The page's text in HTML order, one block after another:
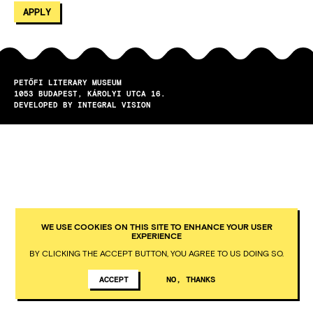
PETŐFI LITERARY MUSEUM
1053
BUDAPEST
KÁROLYI UTCA 16.
DEVELOPED BY INTEGRAL VISION
WE USE COOKIES ON THIS SITE TO ENHANCE YOUR USER
EXPERIENCE
BY CLICKING THE ACCEPT BUTTON, YOU AGREE TO US DOING SO.
ACCEPT NO, THANKS